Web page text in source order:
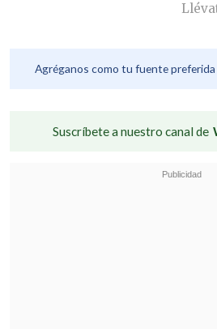
Agréganos como tu fuente preferida
Suscríbete a nuestro canal de